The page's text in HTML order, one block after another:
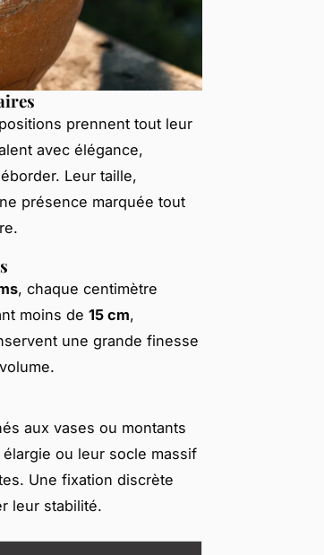
prennent tout leur
avec élégance,
Leur taille,
présence marquée tout
, chaque centimètre
moins de 15 cm,
une grande finesse
aux vases ou montants
ou leur socle massif
Une fixation discrète
leur stabilité.